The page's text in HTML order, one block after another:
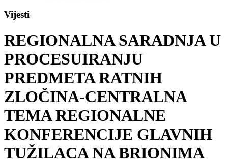
Vijesti
REGIONALNA SARADNJA U
PROCESUIRANJU
PREDMETA RATNIH
ZLOČINA-CENTRALNA
TEMA REGIONALNE
KONFERENCIJE GLAVNIH
TUŽILACA NA BRIONIMA